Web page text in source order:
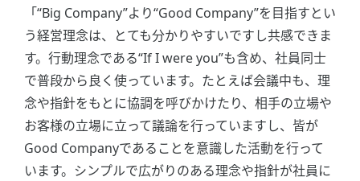
「“Big Company”より“Good Company”を目指すとい
う経営理念は、とても分かりやすいですし共感できま
す。行動理念である“If I were you”も含め、社員同士
で普段から良く使っています。たとえば会議中も、理
念や指針をもとに協調を呼びかけたり、相手の立場や
お客様の立場に立って議論を行っていますし、皆が
Good Companyであることを意識した活動を行って
います。シンプルで広がりのある理念や指針が社員に